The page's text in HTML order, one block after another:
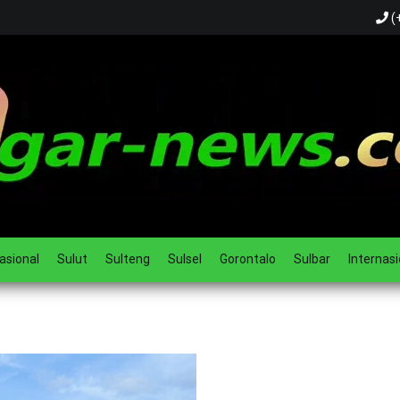
Sulut Sulteng Sulsel Gorontalo Sulbar